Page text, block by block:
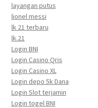
layangan putus
lionel messi
lk 21 terbaru
lk.21
Login BNI
Login Casino Qris
Login Casino XL
Login depo 5k Dana
Login Slot terjamin
Login togel BNI